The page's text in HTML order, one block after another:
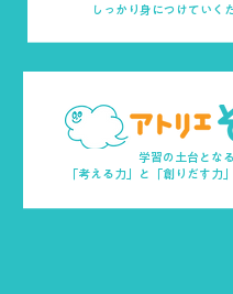
しっかり身につけていく
学習の土台となる
「考える力」と「創りだす力